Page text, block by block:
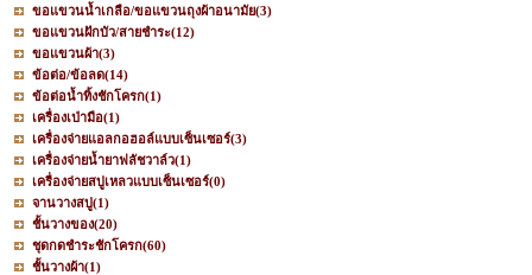
ขอแขวนน้ำเกลือ/ขอแขวนถุงผ้าอนามัย(3)
ขอแขวนฝักบัว/สายชำระ(12)
ขอแขวนผ้า(3)
ข้อต่อ/ข้อลด(14)
ข้อต่อน้ำทิ้งชักโครก(1)
เครื่องเป่ามือ(1)
เครื่องจ่ายแอลกอฮอล์แบบเซ็นเซอร์(3)
เครื่องจ่ายน้ำยาฟลัชวาล์ว(1)
เครื่องจ่ายสบู่เหลวแบบเซ็นเซอร์(0)
จานวางสบู่(1)
ชั้นวางของ(20)
ชุดกดชำระชักโครก(60)
ชั้นวางผ้า(1)